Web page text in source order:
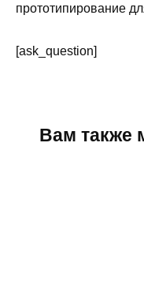
прототипирование
[ask_question]
Вам также